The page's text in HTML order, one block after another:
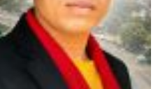
बिककाे पहलमा खडैचा